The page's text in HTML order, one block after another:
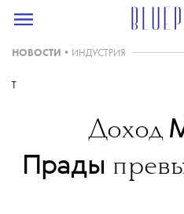
НОВОСТИ • ИНДУСТРИЯ
T
Доход
Прады